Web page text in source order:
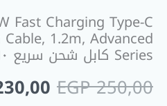
Fast Charging Type-C
1.2m, Advanced
Series كابل شحن سريع ٦٠ واط تايب سي
EGP250,00
٦٠
واط
تايب
سي